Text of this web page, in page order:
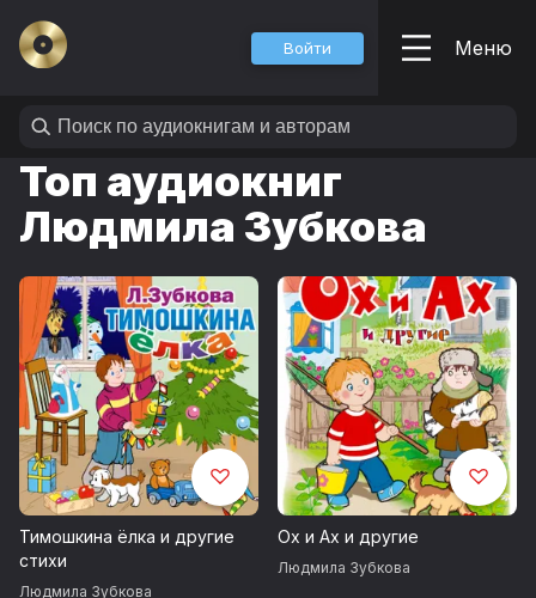
Войти Меню
Топ аудиокниг
Людмила Зубкова
Тимошкина ёлка и другие
стихи
Людмила Зубкова
Ох и Ах и другие
Людмила Зубкова